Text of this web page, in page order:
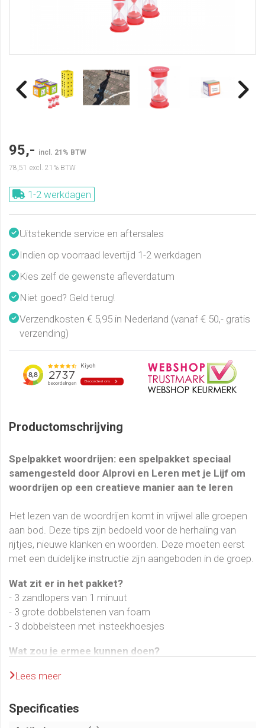
95,- incl. 21% BTW
78,51 excl. 21% BTW
1-2 werkdagen
Uitstekende service en aftersales
Indien op voorraad levertijd 1-2 werkdagen
Kies zelf de gewenste afleverdatum
Niet goed? Geld terug!
Verzendkosten € 5,95 in Nederland (vanaf € 50,- gratis
verzending)
Productomschrijving
Spelpakket woordrijen: een spelpakket speciaal
samengesteld door Alprovi en Leren met je Lijf om
woordrijen op een creatieve manier aan te leren
Het lezen van de woordrijen komt in vrijwel alle groepen
aan bod. Deze tips zijn bedoeld voor de herhaling van
rijtjes, nieuwe klanken en woorden. Deze moeten eerst
met een duidelijke instructie zijn aangeboden in de groep.
Wat zit er in het pakket?
- 3 zandlopers van 1 minuut
- 3 grote dobbelstenen van foam
- 3 dobbelsteen met insteekhoesjes
Wat zou je ermee kunnen doen?
bijhouden hoe ver ze kunnen komen in 1 minuut.
dobbelsteen, welk rijtje moeten gaan ze oefenen?
Lees meer
Specificaties